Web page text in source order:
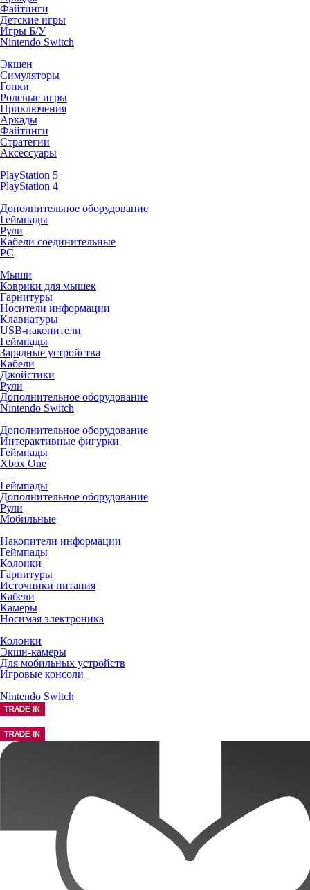
Файтинги
Детские игры
Игры Б/У
Nintendo Switch
Экшен
Симуляторы
Гонки
Ролевые игры
Приключения
Аркады
Файтинги
Стратегии
Аксессуары
PlayStation 5
PlayStation 4
Дополнительное оборудование
Геймпады
Рули
Кабели соединительные
PC
Мыши
Коврики для мышек
Гарнитуры
Носители информации
Клавиатуры
USB-накопители
Геймпады
Зарядные устройства
Кабели
Джойстики
Рули
Дополнительное оборудование
Nintendo Switch
Дополнительное оборудование
Интерактивные фигурки
Геймпады
Xbox One
Геймпады
Дополнительное оборудование
Рули
Мобильные
Накопители информации
Геймпады
Колонки
Гарнитуры
Источники питания
Кабели
Камеры
Носимая электроника
Колонки
Экшн-камеры
Для мобильных устройств
Игровые консоли
Nintendo Switch